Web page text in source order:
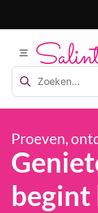
Proeven,
begint